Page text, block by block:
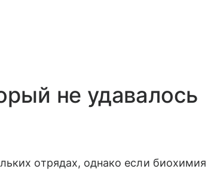
не удавалось
отрядах, однако если биохимия